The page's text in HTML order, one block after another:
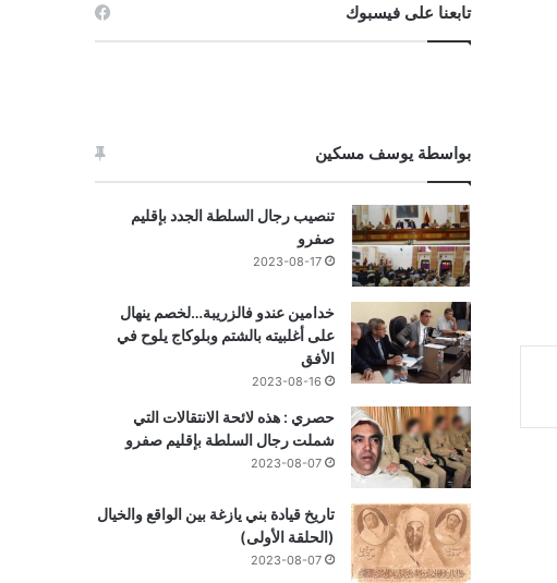
تابعنا على فيسبوك
بواسطة يوسف مسكين
تنصيب رجال السلطة الجدد بإقليم
صفرو
2023-08-17
خدامين عندو فالزريبة…لخصم ينهال
على أغلبيته بالشتم وبلوكاج يلوح في
الأفق
2023-08-16
حصري : هذه لائحة الانتقالات التي
شملت رجال السلطة بإقليم صفرو
2023-08-07
تاريخ قيادة بني يازغة بين الواقع والخيال
(الحلقة الأولى)
2023-08-07